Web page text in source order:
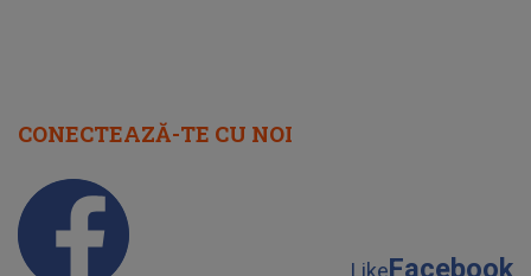
CONECTEAZĂ-TE CU NOI
LikeFacebook